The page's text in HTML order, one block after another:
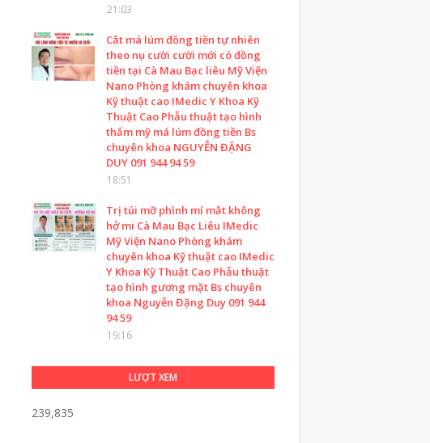
21:03
Cắt má lúm đồng tiền tự nhiên
theo nụ cười cười mới có đồng
tiền tại Cà Mau Bạc liêu Mỹ Viện
Nano Phòng khám chuyên khoa
Kỹ thuật cao IMedic Y Khoa Kỹ
Thuật Cao Phẫu thuật tạo hình
thẩm mỹ má lúm đồng tiền Bs
chuyên khoa NGUYỄN ĐẶNG
DUY 091 944 94 59
18:51
Trị túi mỡ phình mí mắt không
hở mi Cà Mau Bạc Liêu IMedic
Mỹ Viện Nano Phòng khám
chuyên khoa Kỹ thuật cao IMedic
Y Khoa Kỹ Thuật Cao Phẫu thuật
tạo hình gương mặt Bs chuyên
khoa Nguyễn Đặng Duy 091 944
94 59
19:16
LƯỢT XEM
239,835